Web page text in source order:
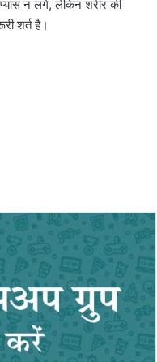
प्यास न लगे, लेकिन शरीर की
शर्त है।